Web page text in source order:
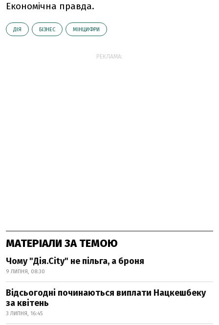
Економічна правда.
ДІЯ БІЗНЕС МІНЦИФРИ
РЕКЛАМА:
МАТЕРІАЛИ ЗА ТЕМОЮ
Чому "Дія.City" не пільга, а броня
9 ЛИПНЯ, 08:30
Відсьогодні починаються виплати Нацкешбеку
за квітень
3 ЛИПНЯ, 16:45